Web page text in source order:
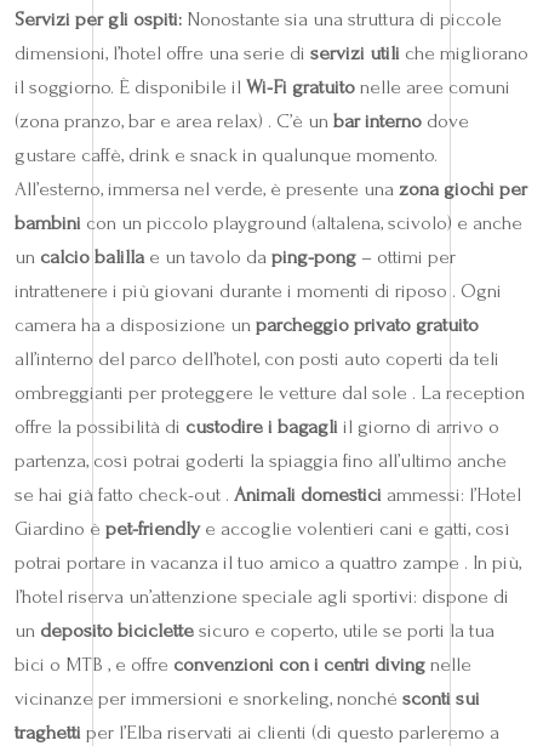
Servizi per gli ospiti: Nonostante sia una struttura di piccole
dimensioni, l’hotel offre una serie di servizi utili che migliorano
il soggiorno. È disponibile il Wi-Fi gratuito nelle aree comuni
(zona pranzo, bar e area relax) . C’è un bar interno dove
gustare caffè, drink e snack in qualunque momento.
All’esterno, immersa nel verde, è presente una zona giochi per
bambini con un piccolo playground (altalena, scivolo) e anche
un calcio balillae un tavolo da ping-pong – ottimi per
intrattenere i più giovani durante i momenti di riposo . Ogni
camera ha a disposizione un parcheggio privato gratuito
all’interno del parco dell’hotel, con posti auto coperti da teli
ombreggianti per proteggere le vetture dal sole . La reception
offre la possibilità di custodire i bagagli il giorno di arrivo o
partenza, così potrai goderti la spiaggia fino all’ultimo anche
se hai già fatto check-out . Animali domestici ammessi: l’Hotel
Giardino è pet-friendlye accoglie volentieri cani e gatti, così
potrai portare in vacanza il tuo amico a quattro zampe . In più,
l’hotel riserva un’attenzione speciale agli sportivi: dispone di
un deposito biciclette sicuro e coperto, utile se porti la tua
bici o MTB , e offre convenzioni con i centri diving nelle
vicinanze per immersioni e snorkeling, nonché sconti sui
traghetti per l’Elba riservati ai clienti (di questo parleremo a